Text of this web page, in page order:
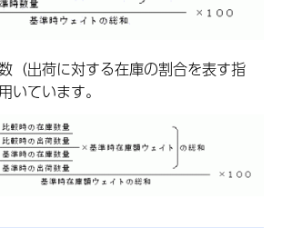
（出荷に対する在庫の割合を表す指
いています。